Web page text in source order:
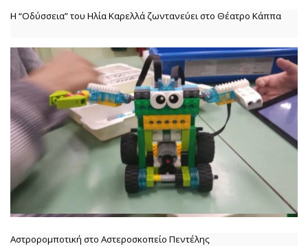
Η “Οδύσσεια” του Ηλία Καρελλά ζωντανεύει στο Θέατρο Κάππα
Αστρορομποτική στο Αστεροσκοπείο Πεντέλης